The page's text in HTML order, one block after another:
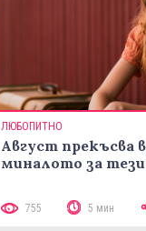
ЛЮБОПИТНО
Август прекъсва
миналото за тези
755 5 мин